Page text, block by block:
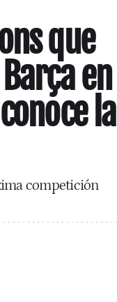
que
en
la
competición